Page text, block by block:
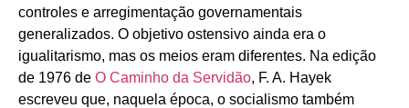
controles e arregimentação governamentais
generalizados. O objetivo ostensivo ainda era o
igualitarismo, mas os meios eram diferentes. Na edição
de 1976 de O Caminho da Servidão, F. A. Hayek
escreveu que, naquela época, o socialismo também